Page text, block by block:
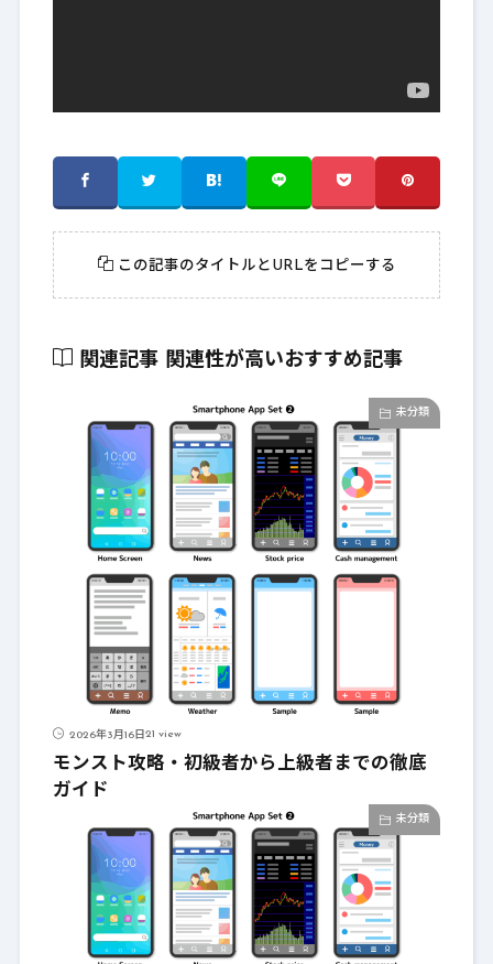
この記事のタイトルとURLをコピーする
関連記事 関連性が高いおすすめ記事
未分類
2026年3月16日21 view
モンスト攻略・初級者から上級者までの徹底
ガイド
未分類